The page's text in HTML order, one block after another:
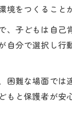
をつくること
、子どもは自
自分で選択し
困難な場面で
もと保護者が